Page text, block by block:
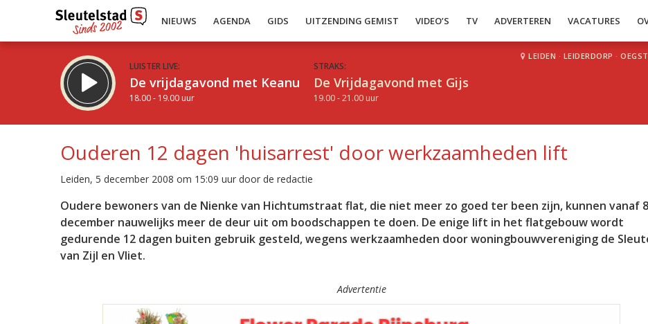
NIEUWS AGENDA GIDS UITZENDING GEMIST VIDEO’S TV ADVERTEREN VACATURES
LUISTER LIVE:
De vrijdagavond met Keanu
18.00 - 19.00 uur
STRAKS:
De Vrijdagavond met Gijs
19.00 - 21.00 uur
LEIDEN · LEIDERDORP ·
Inklappen
Ouderen 12 dagen 'huisarrest' door werkzaamheden lift
Leiden, 5 december 2008 om 15:09 uur door de redactie
Oudere bewoners van de Nienke van Hichtumstraat flat, die niet meer zo goed ter been zijn, kunnen vanaf 8
december nauwelijks meer de deur uit om boodschappen te doen. De enige lift in het flatgebouw wordt
gedurende 12 dagen buiten gebruik gesteld, wegens werkzaamheden door woningbouwvereniging de
van Zijl en Vliet.
Advertentie